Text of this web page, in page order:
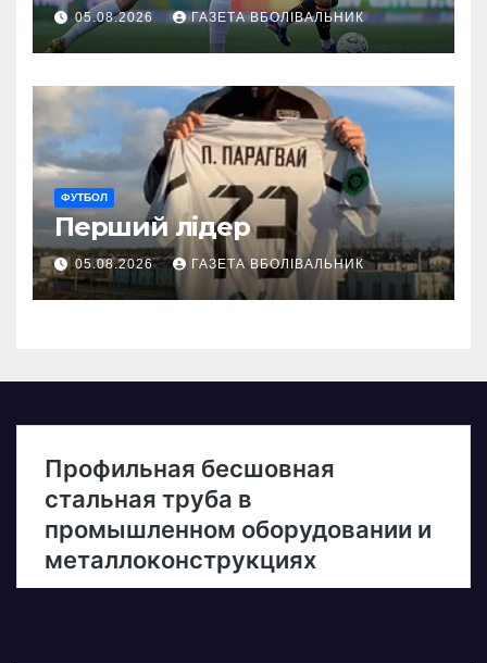
05.08.2026 ГАЗЕТА ВБОЛІВАЛЬНИК
ФУТБОЛ
Перший лідер
05.08.2026 ГАЗЕТА ВБОЛІВАЛЬНИК